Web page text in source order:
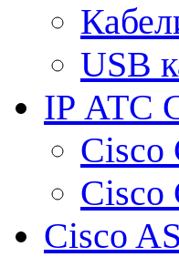
USB
IP АТС
Cisco
Cisco
Cisco